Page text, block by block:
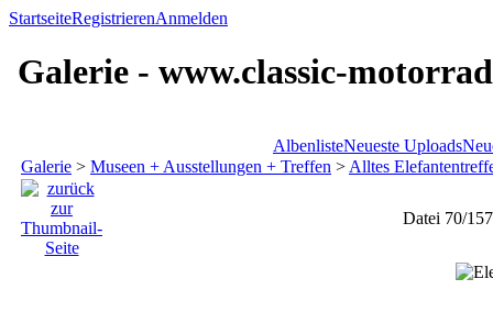
StartseiteRegistrierenAnmelden
Galerie - www.classic-
AlbenlisteNeueste Uploads
Galerie > Museen + Ausstellungen + Treffen > Alltes
Datei 70/157